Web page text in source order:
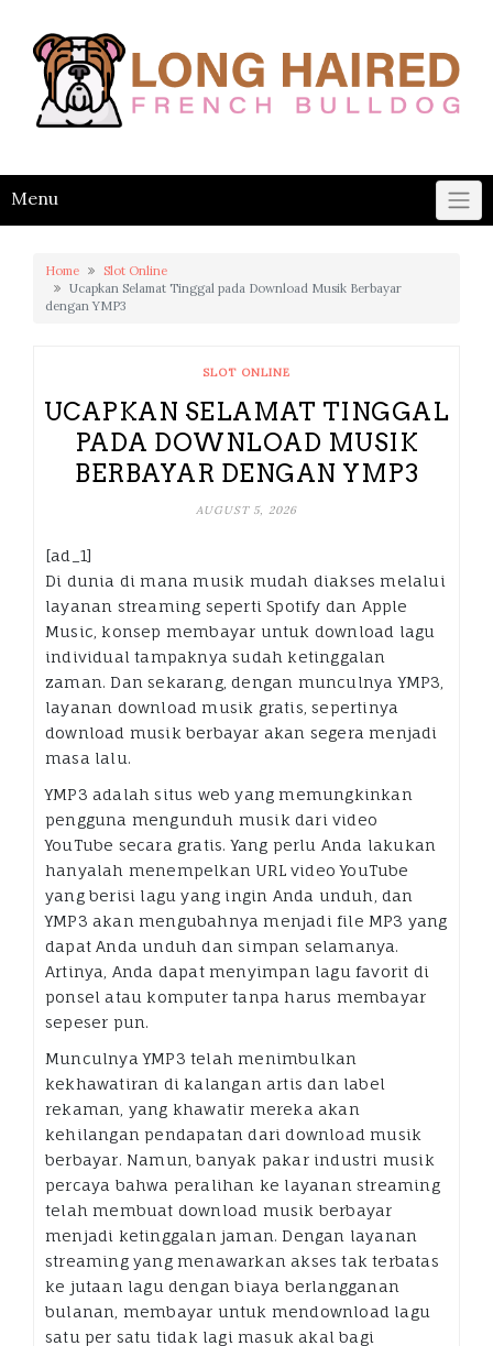
content
Menu
Home
Slot Online
Ucapkan Selamat Tinggal pada Download Musik Berbayar
dengan YMP3
SLOT ONLINE
UCAPKAN SELAMAT TINGGAL
PADA DOWNLOAD MUSIK
BERBAYAR DENGAN YMP3
AUGUST 5, 2026
[ad_1]
Di dunia di mana musik mudah diakses melalui
layanan streaming seperti Spotify dan Apple
Music, konsep membayar untuk download lagu
individual tampaknya sudah ketinggalan
zaman. Dan sekarang, dengan munculnya YMP3,
layanan download musik gratis, sepertinya
download musik berbayar akan segera menjadi
masa lalu.
YMP3 adalah situs web yang memungkinkan
pengguna mengunduh musik dari video
YouTube secara gratis. Yang perlu Anda lakukan
hanyalah menempelkan URL video YouTube
yang berisi lagu yang ingin Anda unduh, dan
YMP3 akan mengubahnya menjadi file MP3 yang
dapat Anda unduh dan simpan selamanya.
Artinya, Anda dapat menyimpan lagu favorit di
ponsel atau komputer tanpa harus membayar
sepeser pun.
Munculnya YMP3 telah menimbulkan
kekhawatiran di kalangan artis dan label
rekaman, yang khawatir mereka akan
kehilangan pendapatan dari download musik
berbayar. Namun, banyak pakar industri musik
percaya bahwa peralihan ke layanan streaming
telah membuat download musik berbayar
menjadi ketinggalan jaman. Dengan layanan
streaming yang menawarkan akses tak terbatas
ke jutaan lagu dengan biaya berlangganan
bulanan, membayar untuk mendownload lagu
satu per satu tidak lagi masuk akal bagi